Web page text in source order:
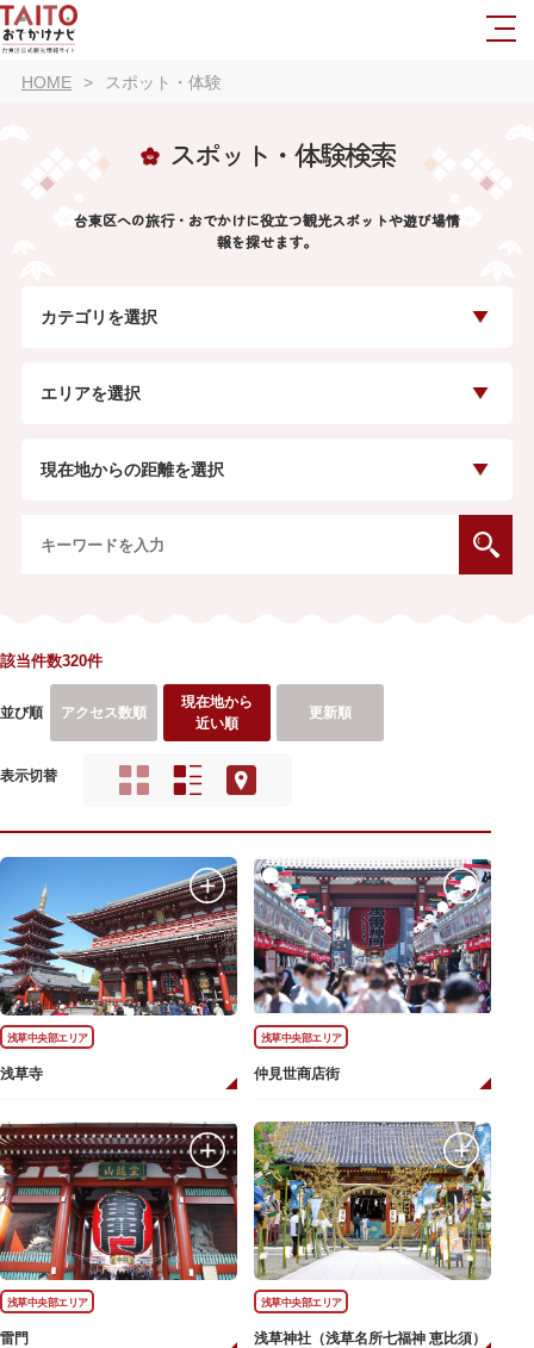
HOME スポット・体験
スポット・体験検索
台東区への旅行・おでかけに役立つ観光スポットや遊び場情
報を探せます。
カテゴリを選択
エリアを選択
現在地からの距離を選択
該当件数320件
並び順 アクセス数順
現在地から
近い順
更新順
表示切替
浅草中央部エリア
浅草寺
浅草中央部エリア
仲見世商店街
浅草中央部エリア
雷門
浅草中央部エリア
浅草神社（浅草名所七福神 恵比須）